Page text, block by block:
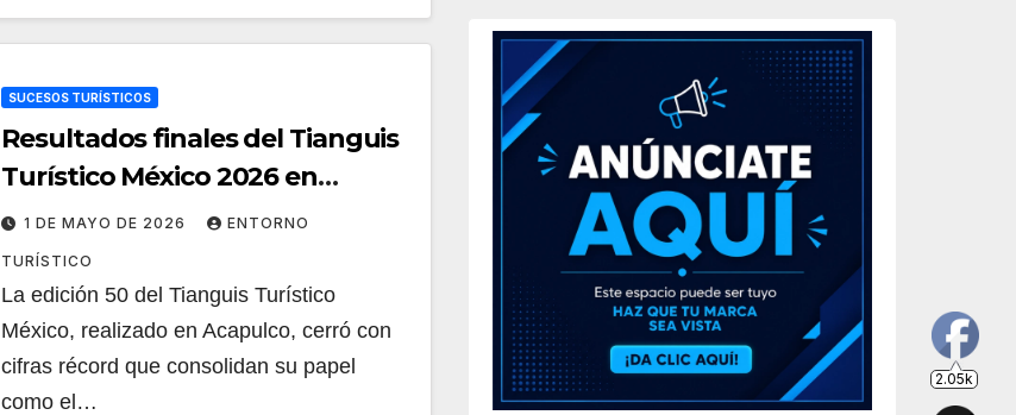
SUCESOS TURÍSTICOS
Resultados finales del Tianguis
Turístico México 2026 en
Acapulco
1 DE MAYO DE 2026 ENTORNO
TURÍSTICO
La edición 50 del Tianguis Turístico
México, realizado en Acapulco, cerró con
cifras récord que consolidan su papel
como el…
234